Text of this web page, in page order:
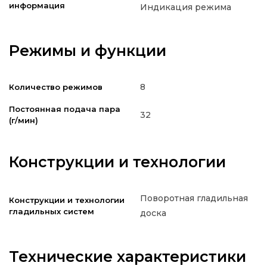
информация
Индикация режима
Режимы и функции
Количество режимов 8
Постоянная подача пара
(г/мин)
32
Конструкции и технологии
Конструкции и технологии
гладильных систем
Поворотная гладильная
доска
Технические характеристики